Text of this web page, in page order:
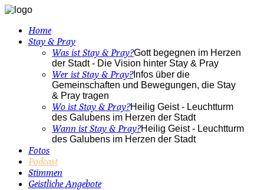
Home
Stay & Pray
Was ist Stay & Pray?Gott begegnen im Herzen
der Stadt - Die Vision hinter Stay & Pray
Wer ist Stay & Pray?Infos über die
Gemeinschaften und Bewegungen, die Stay
& Pray tragen
Wo ist Stay & Pray?Heilig Geist - Leuchtturm
des Galubens im Herzen der Stadt
Wann ist Stay & Pray?Heilig Geist - Leuchtturm
des Galubens im Herzen der Stadt
Fotos
Podcast
Stimmen
Geistliche Angebote